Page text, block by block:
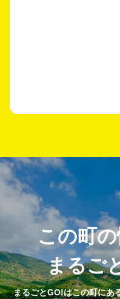
この町
まるご
まるごとGO!はこの町にあ